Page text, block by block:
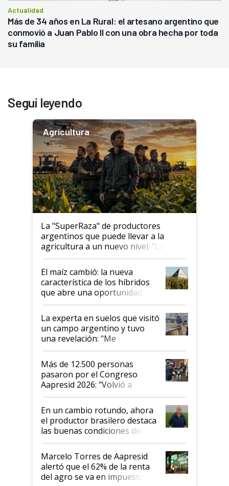
Actualidad
Más de 34 años en La Rural: el artesano argentino que
conmovió a Juan Pablo II con una obra hecha por toda
su familia
Seguí leyendo
Agricultura
La "SuperRaza" de productores
argentinos que puede llevar a la
agricultura a un nuevo nivel: "Las
posibilidades de crecimiento son
infinitas"
El maíz cambió: la nueva
característica de los híbridos
que abre una oportunidad en
el lote
La experta en suelos que visitó
un campo argentino y tuvo
una revelación: "Me
impresionó mucho"
Más de 12.500 personas
pasaron por el Congreso
Aapresid 2026: "Volvió a
demostrar que hablar del
suelo es hablar de todo el
sistema productivo"
En un cambio rotundo, ahora
el productor brasilero destaca
las buenas condiciones del
agro argentino para invertir:
"Los veo más motivados"
Marcelo Torres de Aapresid
alertó que el 62% de la renta
del agro se va en impuestos: